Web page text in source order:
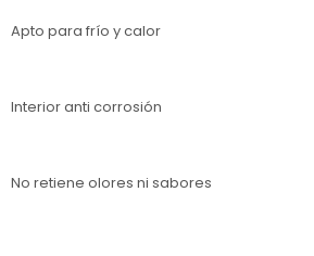
Apto para frío y calor
Interior anti corrosión
No retiene olores ni sabores